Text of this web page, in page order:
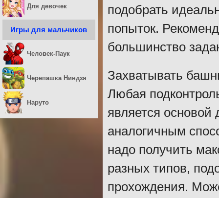
подобрать
попыток.
большинство
Захватывать
Любая
является основой
аналогичным
надо получить
разных типов,
прохождения.
Для девочек
Игры для мальчиков
Человек-Паук
Черепашка Ниндзя
Наруто